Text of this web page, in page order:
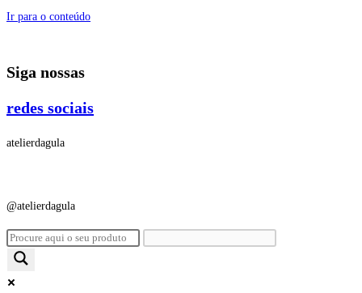
Ir para o conteúdo
Siga nossas
redes sociais
atelierdagula
@atelierdagula